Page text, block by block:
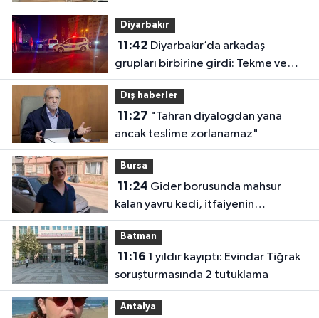
şebekesine operasyon: 5 tutuklama
Diyarbakır
11:42
grupları birbirine girdi: Tekme ve
yumruklar havada uçuştu
Dış haberler
11:27
ancak teslime zorlanamaz"
Bursa
11:24
kalan yavru kedi, itfaiyenin
müdahalesiyle kurtarıldı
Batman
11:16
soruşturmasında 2 tutuklama
Antalya